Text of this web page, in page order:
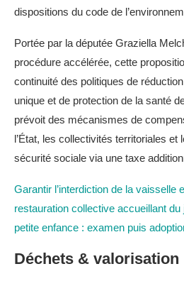
publient un rapport soulignant
l’électrification de l’industrie
central pour renforcer la
économique et la
L’Agence européenne pour
(AEE) estime que l’économie
compétitivité, la souveraineté
transition climatique de
Climat, adaptation &
Le Haut Conseil pour le
dispositions du code de
Portée par la députée Graziella
procédure accélérée, cette
continuité des politiques de
unique et de protection de la santé
prévoit des mécanismes de
l’État, les collectivités territoriales et
sécurité sociale via une taxe
Garantir l’interdiction de la vaisselle
restauration collective accueillant du
petite enfance : examen puis
Déchets & valorisation